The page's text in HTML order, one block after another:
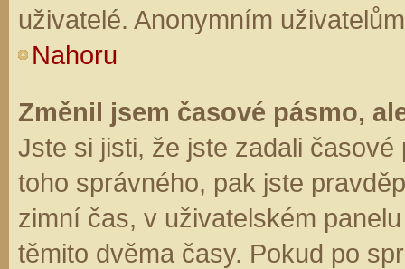
uživatelé. Anonymním
Nahoru
Změnil jsem časové pásmo,
Jste si jisti, že jste zadali
toho správného, pak jste
zimní čas, v uživatelském
těmito dvěma časy. Pokud po